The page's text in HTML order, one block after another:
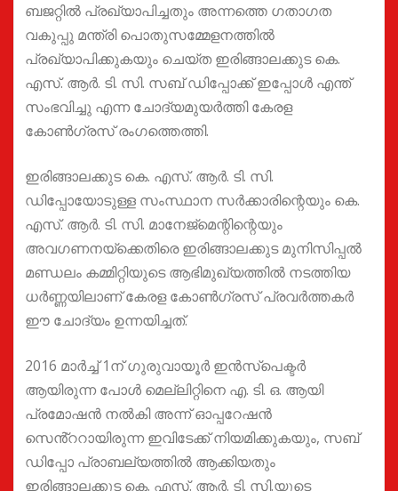
ബജറ്റിൽ പ്രഖ്യാപിച്ചതും അന്നത്തെ ഗതാഗത
വകുപ്പു മന്ത്രി പൊതുസമ്മേളനത്തിൽ
പ്രഖ്യാപിക്കുകയും ചെയ്ത ഇരിങ്ങാലക്കുട കെ.
എസ്. ആർ. ടി. സി. സബ് ഡിപ്പോക്ക് ഇപ്പോൾ എന്ത്
സംഭവിച്ചു എന്ന ചോദ്യമുയർത്തി കേരള
കോൺഗ്രസ്‌ രംഗത്തെത്തി.
ഇരിങ്ങാലക്കുട കെ. എസ്. ആർ. ടി. സി.
ഡിപ്പോയോടുള്ള സംസ്ഥാന സർക്കാരിന്റെയും കെ.
എസ്. ആർ. ടി. സി. മാനേജ്മെന്റിന്റെയും
അവഗണനയ്ക്കെതിരെ ഇരിങ്ങാലക്കുട മുനിസിപ്പൽ
മണ്ഡലം കമ്മിറ്റിയുടെ ആഭിമുഖ്യത്തിൽ നടത്തിയ
ധർണ്ണയിലാണ് കേരള കോൺഗ്രസ്‌ പ്രവർത്തകർ
ഈ ചോദ്യം ഉന്നയിച്ചത്.
2016 മാർച്ച് 1ന് ഗുരുവായൂർ ഇൻസ്‌പെക്ടർ
ആയിരുന്ന പോൾ മെല്ലിറ്റിനെ എ. ടി. ഒ. ആയി
പ്രമോഷൻ നൽകി അന്ന് ഓപ്പറേഷൻ
സെൻ്ററായിരുന്ന ഇവിടേക്ക് നിയമിക്കുകയും, സബ്
ഡിപ്പോ പ്രാബല്യത്തിൽ ആക്കിയതും
ഇരിങ്ങാലക്കുട കെ. എസ്. ആർ. ടി. സി.യുടെ